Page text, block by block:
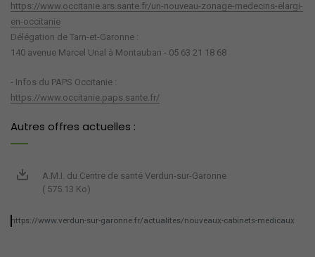
https://www.occitanie.ars.sante.fr/un-nouveau-zonage-medecins-elargi-
en-occitanie
Délégation de Tarn-et-Garonne :
140 avenue Marcel Unal à Montauban - 05 63 21 18 68
- Infos du PAPS Occitanie :
https://www.occitanie.paps.sante.fr/
Autres offres actuelles :
A.M.I. du Centre de santé Verdun-sur-Garonne
( 575.13 Ko)
https://www.verdun-sur-garonne.fr/actualites/nouveaux-cabinets-medicaux